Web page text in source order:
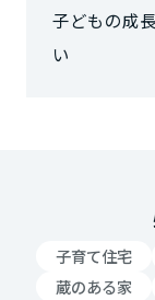
子どもの成
い
子育て住宅
蔵のある家
大阪府
和歌山県